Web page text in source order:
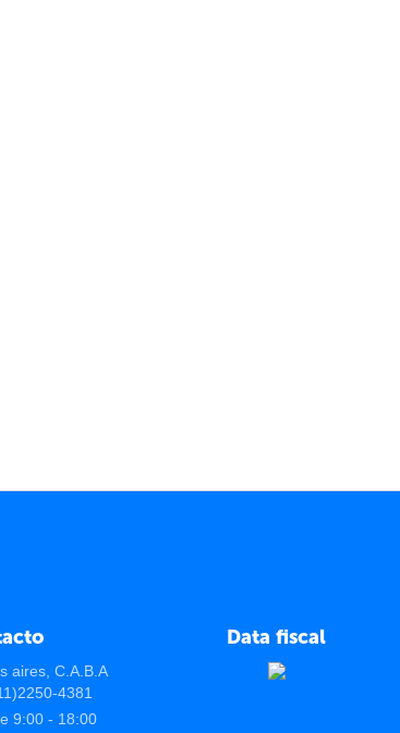
aires, C.A.B.A
4381
9:00 - 18:00
Data fiscal